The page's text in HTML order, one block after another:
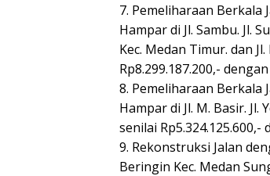
7. Pemeliharaan
Hampar di Jl. Sambu. Jl.
Kec. Medan Timur. dan
Rp8.299.187.200,-
8. Pemeliharaan Berkala
Hampar di Jl. M. Basir. Jl.
senilai Rp5.324.125.600,-
9. Rekonstruksi Jalan
Beringin Kec. Medan